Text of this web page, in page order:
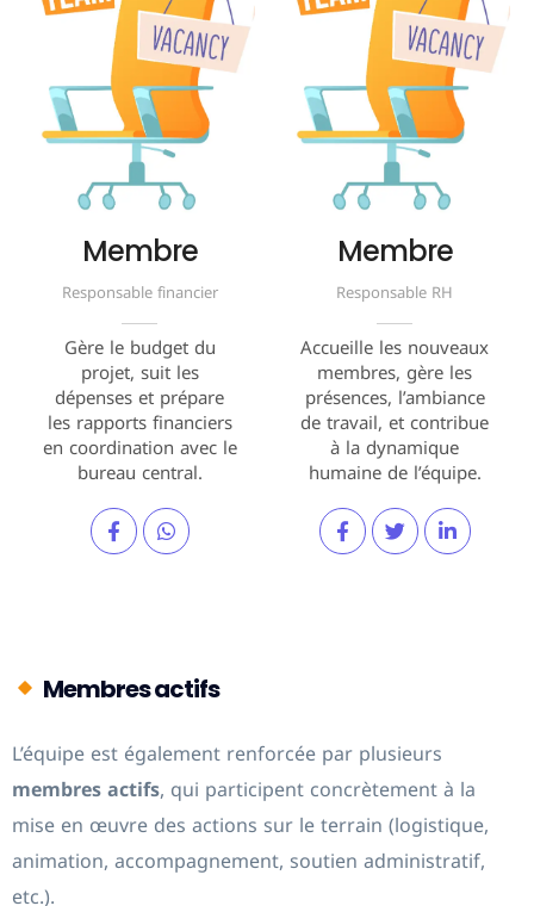
Membre
Responsable financier
Gère le budget du
projet, suit les
dépenses et prépare
les rapports financiers
en coordination avec le
bureau central.
Membre
Responsable RH
Accueille les nouveaux
membres, gère les
présences, l’ambiance
de travail, et contribue
à la dynamique
humaine de l’équipe.
Membres actifs
L’équipe est également renforcée par plusieurs
membres actifs, qui participent concrètement à la
mise en œuvre des actions sur le terrain (logistique,
animation, accompagnement, soutien administratif,
etc.).